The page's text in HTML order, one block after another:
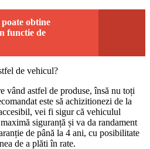
obtine
functie de
de vehicul?
vând astfel de produse, însă nu toți
este să achizitionezi de la
vei fi sigur că vehiculul
siguranță și va da randament
de până la 4 ani, cu posibilitate
de a plăti în rate.